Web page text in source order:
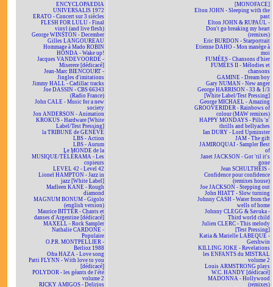
ENCYCLOPAEDIA
UNIVERSALIS 1972
ERATO - Concert sur 3 siècles
FLESH FOR LULU - Final
vinyl (and live flesh)
George WINSTON - December
Gilles LANGOUREAU
Hommage à Mado ROBIN
HONDA - Wake up!
Jacques VANDEVOORDE -
Miserere [dédicacé]
Jean-Marc BIENCOURT -
Jingles d'imitations
Jimmy HALL - Cadillac tracks
Joe DASSIN - CBS 66343
(Radio France)
John CALE - Music for a new
society
Jon ANDERSON - Animation
KROKUS - Hardware [White
Label/Test Pressing]
la TRIBUNE de GENÈVE
LBS - Action
LBS - Aurum
Le MONDE de la
MUSIQUE/TÉLÉRAMA - Les
copieurs
LEVEL 42 - Level 42
Lionel HAMPTON - Jazz in
jazz [White Label]
Madleen KANE - Rough
diamond
MAGNUM BONUM - Gigolo
(english version)
Maurice BITTER - Chants et
danses d'Argentine [dédicacé]
MAXELL - Rock Sampler
Nathalie CARDONE -
Populaire
O.P.R. MONTPELLIER -
Berlioz 1988
Ofra HAZA - Love song
Patti FLYNN - With love to you
[dédicacé]
POLYDOR - les géants de l'été
volume 2
RICKY AMIGOS - Delirios
[MONOFACE]
Elton JOHN - Sleeping with the
past
Elton JOHN & RUPAUL -
Don't go breaking my heart
(remixes)
Eric BURDON - Starportrait
Etienne DAHO - Mon manège à
moi
FUMÉES - Chansons d'hier
FUMÉES II - Mélodies et
chansons
GAMINE - Dream boy
Gary NUMAN - New anger
George HARRISON - 33 & 1/3
[White Label/Test Pressing]
George MICHAEL - Amazing
GROOVERIDER - Rainbows of
colour (MAW remixes)
HAPPY MONDAYS - Pills 'n'
thrills and bellyaches
Ian DURY - Lord Upminster
JAM - The gift
JAMIROQUAI - Sampler Best
of
Janet JACKSON - Got 'til it's
gone
Jean SCHULTHEIS -
Confidence pour confidence
(remixes house)
Joe JACKSON - Stepping out
John HIATT - Slow turning
Johnny CASH - Water from the
wells of home
Johnny CLEGG & Savuka -
Third world child
Julien CLERC - This melody
[Test Pressing]
Katia & Marielle LABEQUE -
Gershwin
KILLING JOKE - Revelations
les ENFANTS du MISTRAL
volume 2
Louis ARMSTRONG plays
W.C. HANDY [dédicacé]
MADONNA - Hollywood
(remixes)